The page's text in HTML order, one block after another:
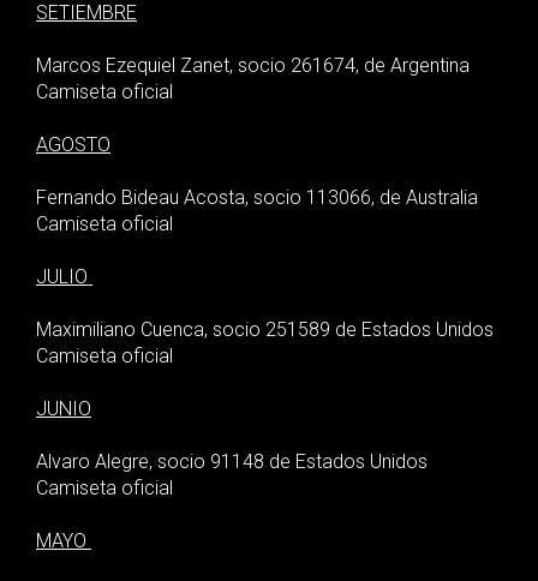
SETIEMBRE
Marcos Ezequiel Zanet, socio 261674, de Argentina
Camiseta oficial
AGOSTO
Fernando Bideau Acosta, socio 113066, de Australia
Camiseta oficial
JULIO
Maximiliano Cuenca, socio 251589 de Estados Unidos
Camiseta oficial
JUNIO
Alvaro Alegre, socio 91148 de Estados Unidos
Camiseta oficial
MAYO